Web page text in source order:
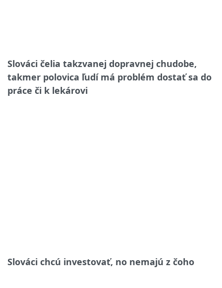
Slováci čelia takzvanej dopravnej chudobe,
takmer polovica ľudí má problém dostať sa do
práce či k lekárovi
Slováci chcú investovať, no nemajú z čoho